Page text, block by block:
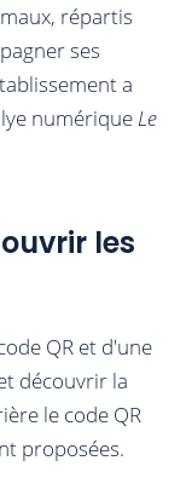
répartis
ses
a
numérique Le
les
QR et d'une
découvrir la
le code QR
proposées.